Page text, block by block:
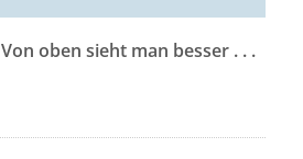
Von oben sieht man besser . . .